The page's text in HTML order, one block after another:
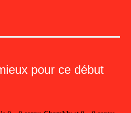
pour ce début